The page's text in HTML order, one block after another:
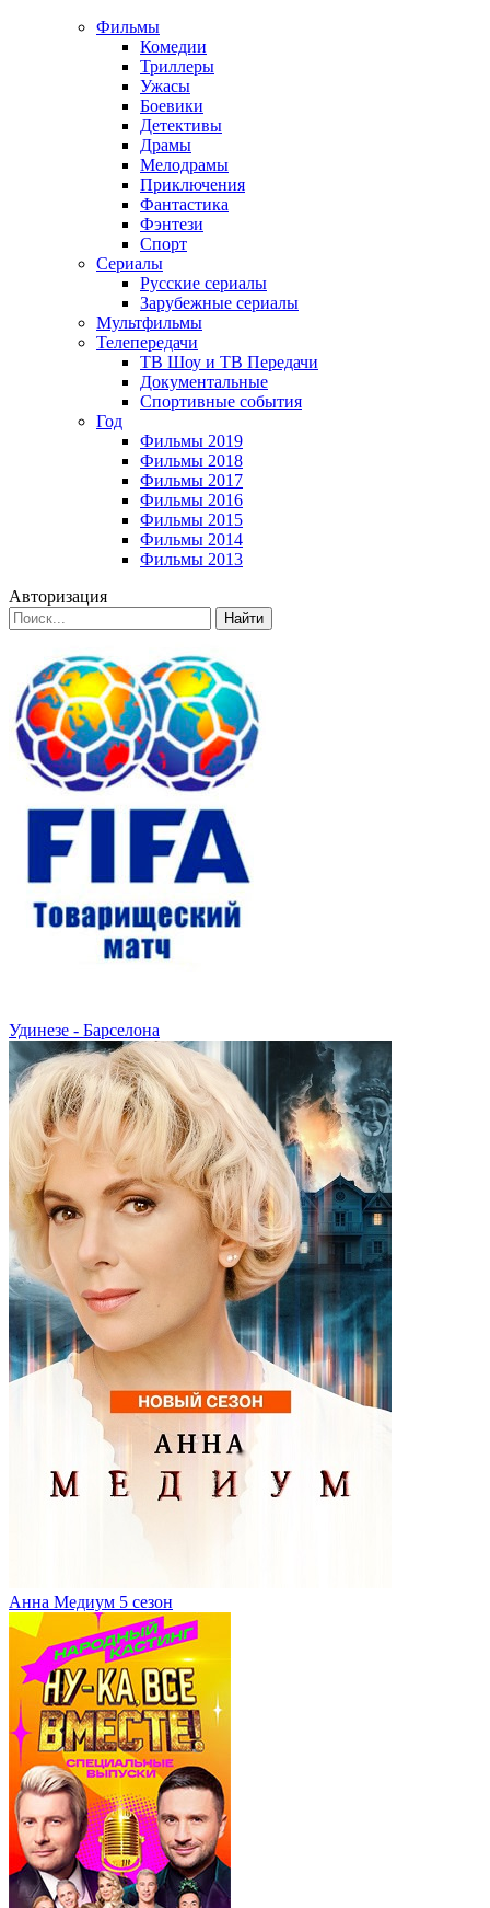
Фильмы
Комедии
Триллеры
Ужасы
Боевики
Детективы
Драмы
Мелодрамы
Приключения
Фантастика
Фэнтези
Спорт
Сериалы
Русские сериалы
Зарубежные сериалы
Мультфильмы
Телепередачи
ТВ Шоу и ТВ Передачи
Документальные
Спортивные события
Год
Фильмы 2019
Фильмы 2018
Фильмы 2017
Фильмы 2016
Фильмы 2015
Фильмы 2014
Фильмы 2013
Авторизация
Найти
Удинезе - Барселона
Анна Медиум 5 сезон